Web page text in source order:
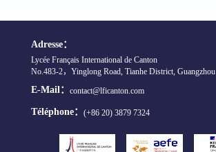
Adresse：
Lycée Français International de Canton
No.483-2，Yinglong Road, Tianhe District, Guangzhou
E-Mail： contact@lficanton.com
Téléphone： (+86 20) 3879 7324